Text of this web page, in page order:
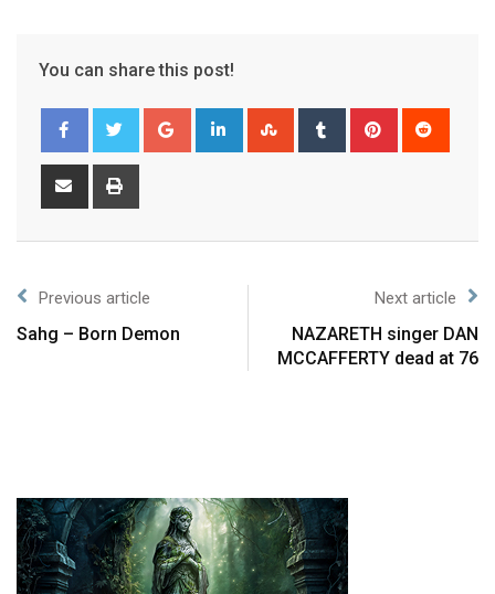
You can share this post!
Previous article
Sahg – Born Demon
Next article
NAZARETH singer DAN
MCCAFFERTY dead at 76